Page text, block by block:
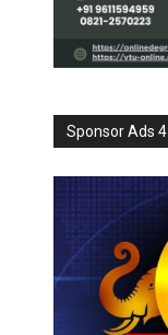
Sponsor Ads 4